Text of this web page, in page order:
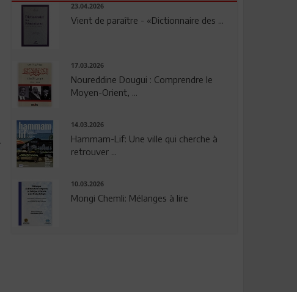
23.04.2026
Vient de paraître - «Dictionnaire des ...
17.03.2026
Noureddine Dougui : Comprendre le
Moyen-Orient, ...
14.03.2026
Hammam-Lif: Une ville qui cherche à
retrouver ...
10.03.2026
Mongi Chemli: Mélanges à lire